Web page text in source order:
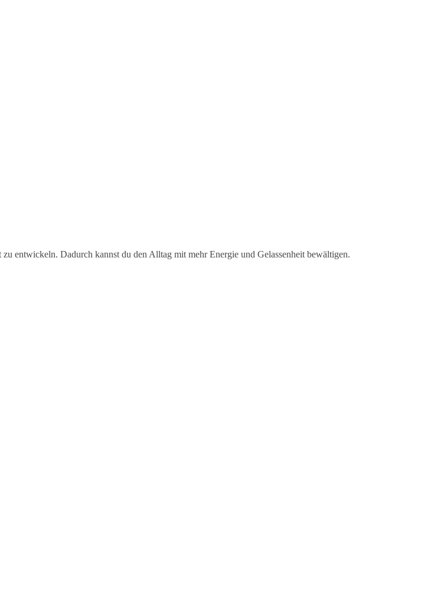
entwickeln. Dadurch kannst du den Alltag mit mehr Energie und Gelassenheit bewältigen.